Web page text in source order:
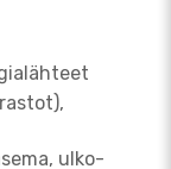
ulko-